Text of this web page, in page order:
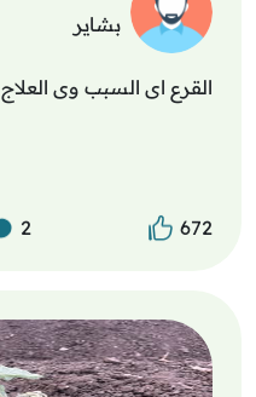
بشاير
القرع اى السبب وى العلاج
672
2